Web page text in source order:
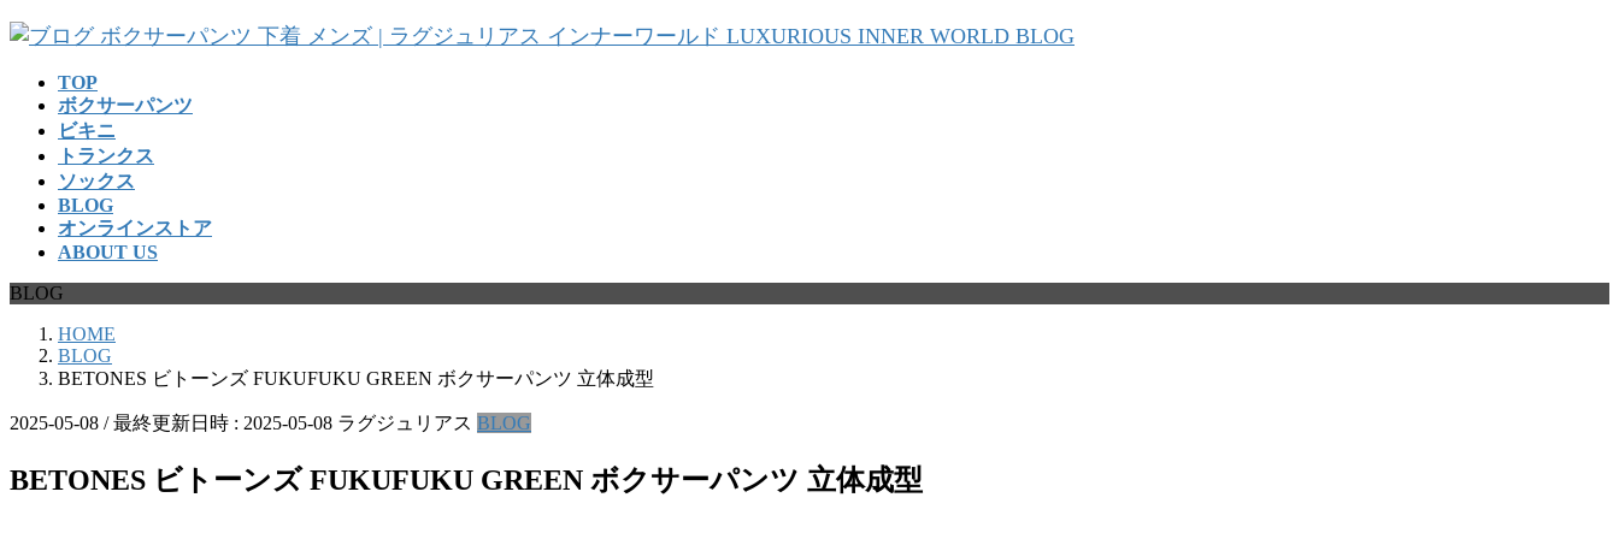
コ
ナ
TOP
ボクサーパンツ
ビキニ
トランクス
ソックス
BLOG
オンラインストア
ABOUT US
BLOG
HOME
BLOG
BETONES ビトーンズ FUKUFUKU GREEN ボクサーパンツ 立体成型
2025-05-08 / 最終更新日時 : 2025-05-08 ラグジュリアス BLOG
BETONES ビトーンズ FUKUFUKU GREEN ボクサーパンツ 立体成型